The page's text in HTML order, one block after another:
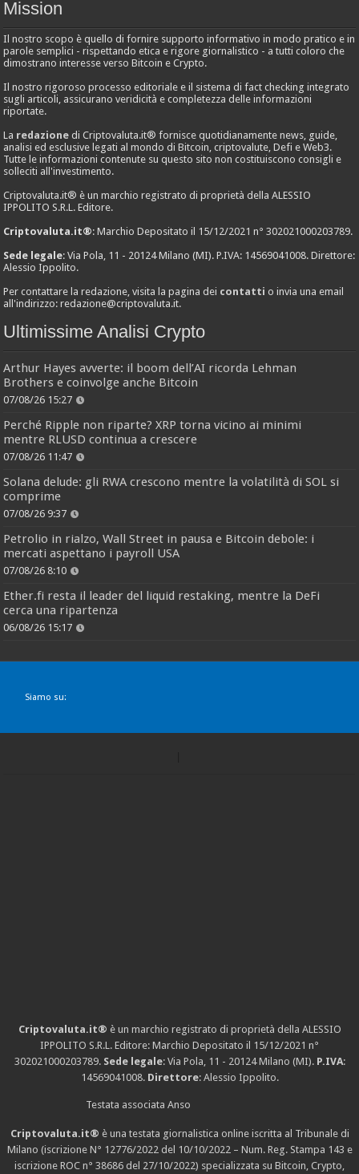
Mission
Il nostro scopo è quello di fornire supporto informativo in modo pratico e in
parole semplici - rispettando etica e rigore giornalistico - a tutti coloro che
dimostrano interesse verso Bitcoin e Crypto.
Il nostro rigoroso processo editoriale e il sistema di fact checking integrato
sugli articoli, assicurano veridicità e completezza delle informazioni
riportate.
La redazione di Criptovaluta.it® fornisce quotidianamente news, guide,
analisi ed esclusive legati al mondo di Bitcoin, criptovalute, Defi e Web3.
Tutte le informazioni contenute su questo sito non costituiscono consigli e
solleciti all'investimento.
Criptovaluta.it® è un marchio registrato di proprietà della ALESSIO
IPPOLITO S.R.L. Editore.
Criptovaluta.it®: Marchio Depositato il 15/12/2021 n° 302021000203789.
Sede legale: Via Pola, 11 - 20124 Milano (MI). P.IVA: 14569041008. Direttore:
Alessio Ippolito.
Per contattare la redazione, visita la pagina dei contatti o invia una email
all'indirizzo:redazione@criptovaluta.it.
Ultimissime Analisi Crypto
Arthur Hayes avverte: il boom dell’AI ricorda Lehman
Brothers e coinvolge anche Bitcoin
07/08/26 15:27
Perché Ripple non riparte? XRP torna vicino ai minimi
mentre RLUSD continua a crescere
07/08/26 11:47
Solana delude: gli RWA crescono mentre la volatilità di SOL si
comprime
07/08/26 9:37
Petrolio in rialzo, Wall Street in pausa e Bitcoin debole: i
mercati aspettano i payroll USA
07/08/26 8:10
Ether.fi resta il leader del liquid restaking, mentre la DeFi
cerca una ripartenza
06/08/26 15:17
Siamo su:
Criptovaluta.it® è un marchio registrato di proprietà della ALESSIO
IPPOLITO S.R.L. Editore: Marchio Depositato il 15/12/2021 n°
302021000203789. Sede legale: Via Pola, 11 - 20124 Milano (MI). P.IVA:
14569041008. Direttore: Alessio Ippolito.
Testata associata Anso
Criptovaluta.it® è una testata giornalistica online iscritta al Tribunale di
Milano (iscrizione N° 12776/2022 del 10/10/2022 – Num. Reg. Stampa 143 e
iscrizione ROC n° 38686 del 27/10/2022) specializzata su Bitcoin, Crypto,